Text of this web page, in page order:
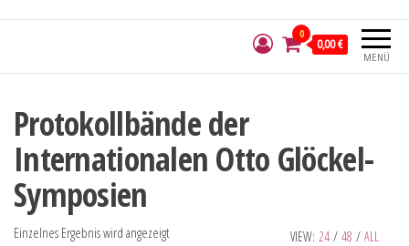
MENÜ
0
0,00 €
Protokollbände der
Internationalen Otto Glöckel-
Symposien
VIEW: 24 / 48 / ALL
Einzelnes Ergebnis wird angezeigt